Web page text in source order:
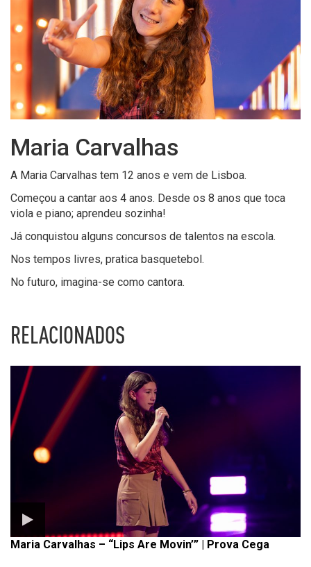
Maria Carvalhas
A Maria Carvalhas tem 12 anos e vem de Lisboa.
Começou a cantar aos 4 anos. Desde os 8 anos que toca
viola e piano; aprendeu sozinha!
Já conquistou alguns concursos de talentos na escola.
Nos tempos livres, pratica basquetebol.
No futuro, imagina-se como cantora.
RELACIONADOS
Maria Carvalhas – “Lips Are Movin’” | Prova Cega